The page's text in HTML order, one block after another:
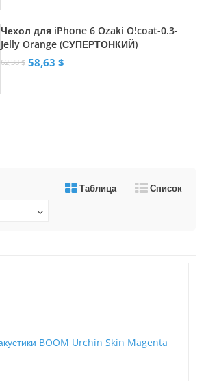
Чехол для iPhone 6 Ozaki O!coat-0.3-
Jelly Orange (СУПЕРТОНКИЙ)
62,38 $ 58,63 $
Таблица
Список